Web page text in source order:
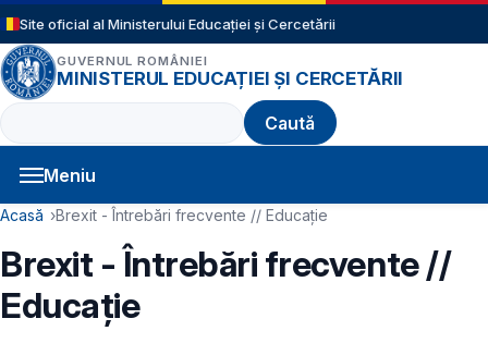
Sari la conținutul principal
Site oficial al Ministerului Educației și Cercetării
GUVERNUL ROMÂNIEI
MINISTERUL EDUCAȚIEI ȘI CERCETĂRII
Caută
Meniu
Navigație principală
Cale de navigare
Acasă Brexit - Întrebări frecvente // Educație
Brexit - Întrebări frecvente //
Educație